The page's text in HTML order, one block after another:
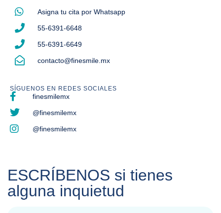
Asigna tu cita por Whatsapp
55-6391-6648
55-6391-6649
contacto@finesmile.mx
SÍGUENOS EN REDES SOCIALES
finesmilemx
@finesmilemx
@finesmilemx
ESCRÍBENOS si tienes
alguna inquietud
Nombre